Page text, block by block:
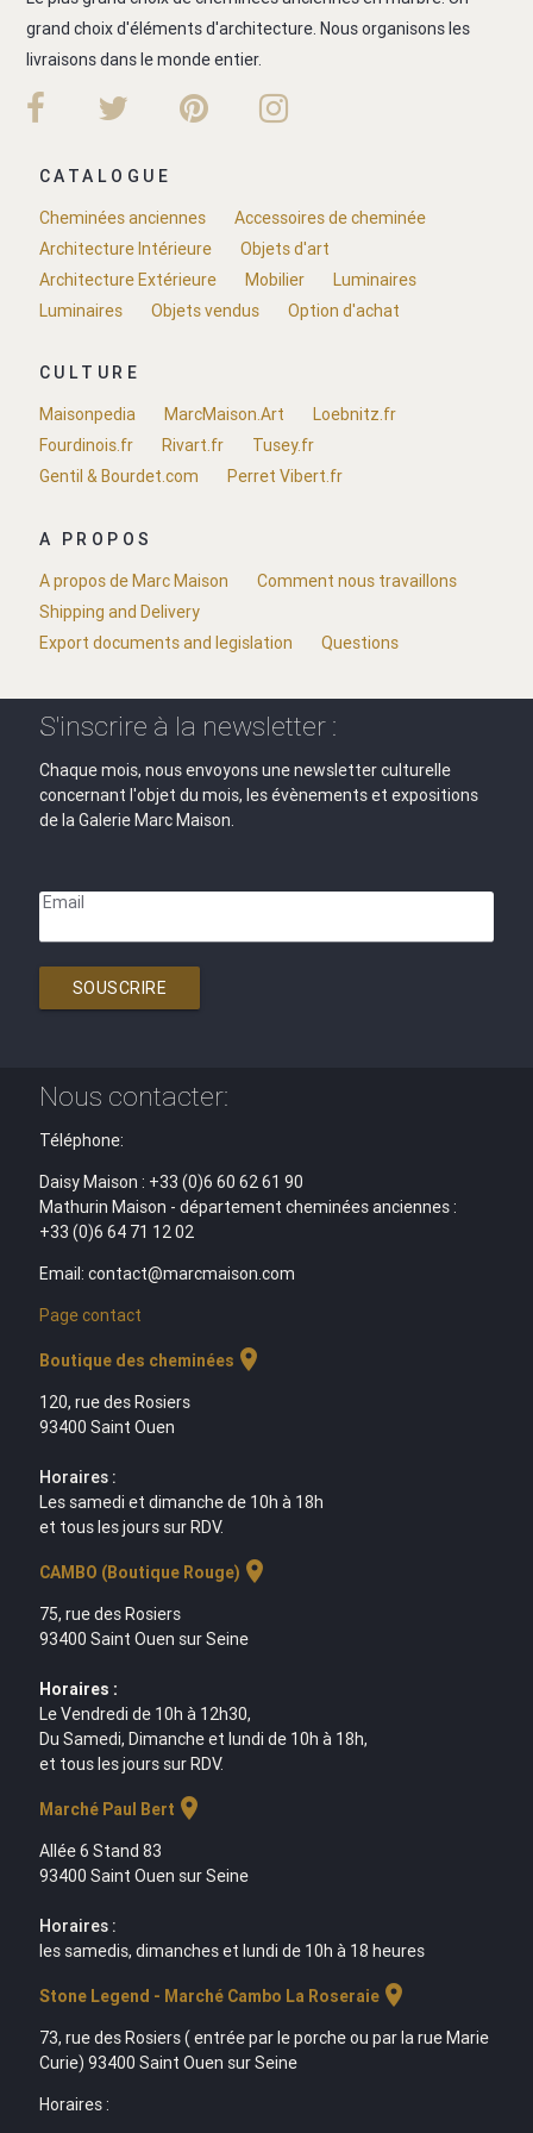
grand choix d'éléments d'architecture. Nous organisons les
livraisons dans le monde entier.
CATALOGUE
Cheminées anciennes
Accessoires de cheminée
Architecture Intérieure
Objets d'art
Architecture Extérieure
Mobilier
Luminaires
Luminaires
Objets vendus Option d'achat
CULTURE
Maisonpedia
MarcMaison.Art
Loebnitz.fr
Fourdinois.fr
Rivart.fr
Tusey.fr
Gentil & Bourdet.com
Perret Vibert.fr
A PROPOS
A propos de Marc Maison
Comment nous travaillons
Shipping and Delivery
Export documents and legislation
Questions
S'inscrire à la newsletter :
Chaque mois, nous envoyons une newsletter culturelle
concernant l'objet du mois, les évènements et expositions
de la Galerie Marc Maison.
Email
SOUSCRIRE
Nous contacter:
Téléphone:
Daisy Maison : +33 (0)6 60 62 61 90
Mathurin Maison - département cheminées anciennes :
+33 (0)6 64 71 12 02
Email: contact@marcmaison.com
Page contact
Boutique des cheminées location_on
120, rue des Rosiers
93400 Saint Ouen
Horaires :
Les samedi et dimanche de 10h à 18h
et tous les jours sur RDV.
CAMBO (Boutique Rouge) location_on
75, rue des Rosiers
93400 Saint Ouen sur Seine
Horaires :
Le Vendredi de 10h à 12h30,
Du Samedi, Dimanche et lundi de 10h à 18h,
et tous les jours sur RDV.
Marché Paul Bert location_on
Allée 6 Stand 83
93400 Saint Ouen sur Seine
Horaires :
les samedis, dimanches et lundi de 10h à 18 heures
Stone Legend - Marché Cambo La Roseraielocation_on
73, rue des Rosiers ( entrée par le porche ou par la rue Marie
Curie) 93400 Saint Ouen sur Seine
Horaires :